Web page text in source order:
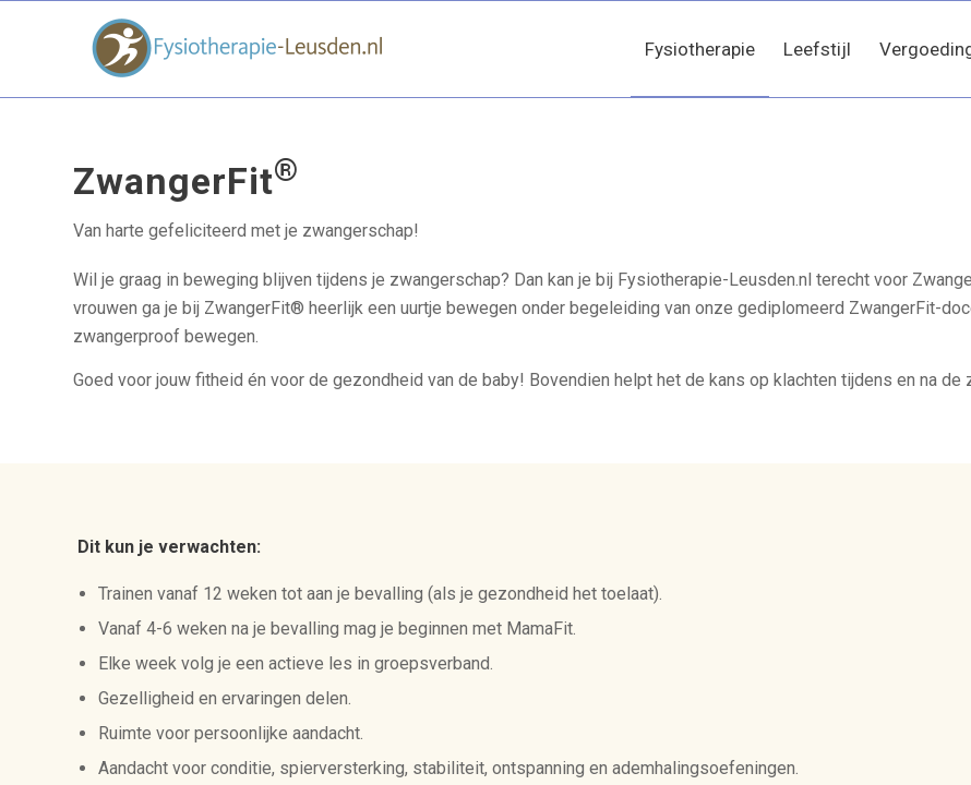
Fysiotherapie Leefstijl
ZwangerFit®
Van harte gefeliciteerd met je zwangerschap!
Wil je graag in beweging blijven tijdens je zwangerschap? Dan kan je bij Fysiotherapie-Leusden.nl terecht voor
vrouwen ga je bij ZwangerFit® heerlijk een uurtje bewegen onder begeleiding van onze gediplomeerd ZwangerFit-
zwangerproof bewegen.
Goed voor jouw fitheid én voor de gezondheid van de baby! Bovendien helpt het de kans op klachten tijdens en na de
Dit kun je verwachten:
Trainen vanaf 12 weken tot aan je bevalling (als je gezondheid het toelaat).
Vanaf 4-6 weken na je bevalling mag je beginnen met MamaFit.
Elke week volg je een actieve les in groepsverband.
Gezelligheid en ervaringen delen.
Ruimte voor persoonlijke aandacht.
Aandacht voor conditie, spierversterking, stabiliteit, ontspanning en ademhalingsoefeningen.